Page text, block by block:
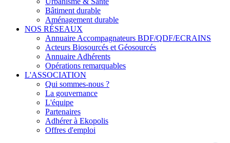
Bâtiment durable
Aménagement durable
NOS RÉSEAUX
Annuaire Accompagnateurs BDF/QDF/ECRAINS
Acteurs Biosourcés et Géosourcés
Annuaire Adhérents
Opérations remarquables
L'ASSOCIATION
Qui sommes-nous ?
La gouvernance
L'équipe
Partenaires
Adhérer à Ekopolis
Offres d'emploi